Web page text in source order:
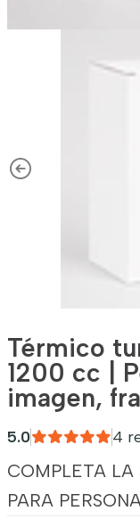
Térmico
1200 cc |
imagen,
5.0 4
COMPLETA LA
PARA